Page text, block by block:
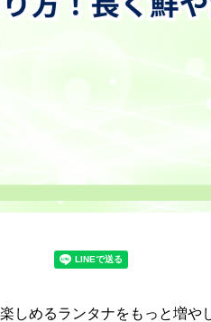
しめるランタナをもっと増